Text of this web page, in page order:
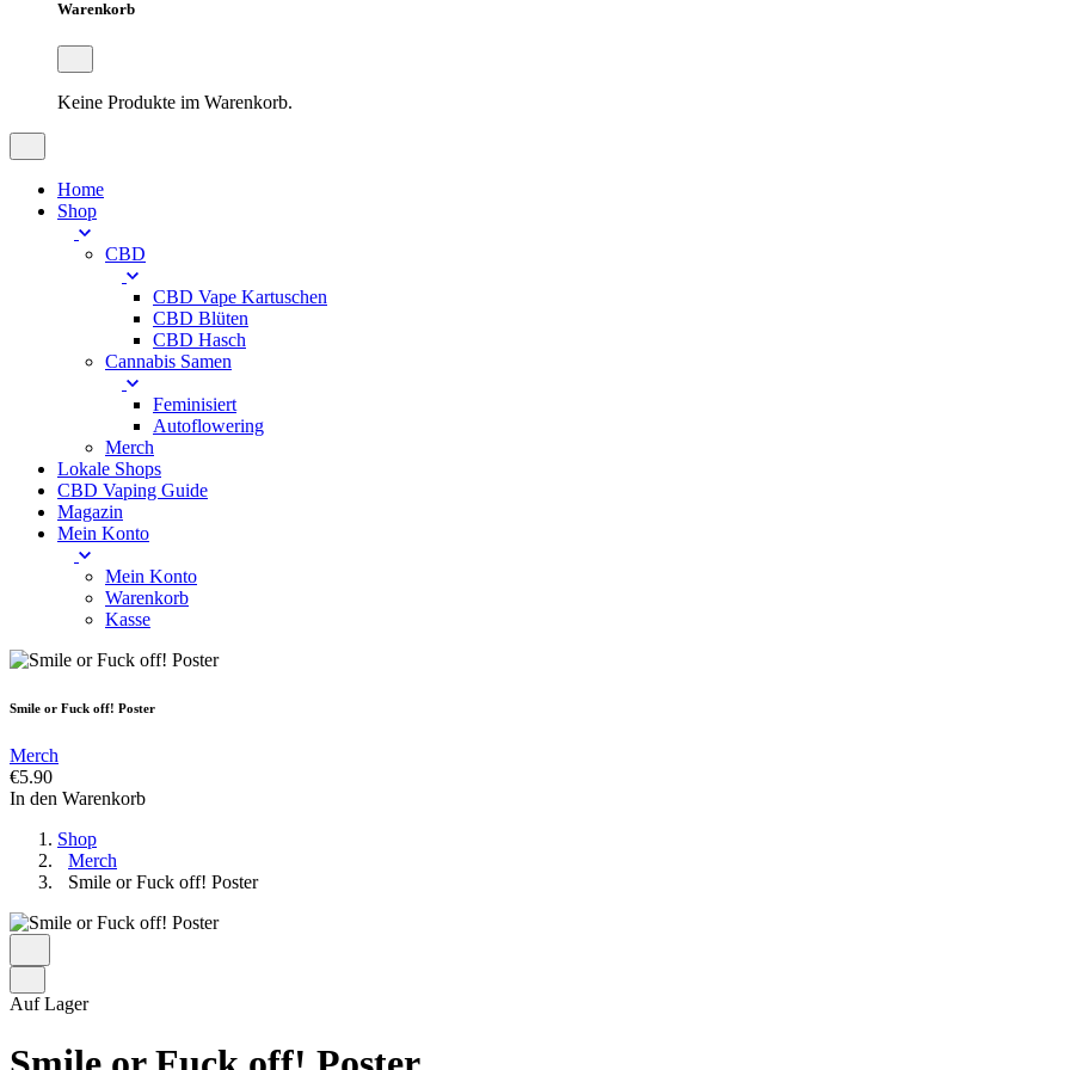
Warenkorb
Keine Produkte im Warenkorb.
Home
Shop
CBD
CBD Vape Kartuschen
CBD Blüten
CBD Hasch
Cannabis Samen
Feminisiert
Autoflowering
Merch
Lokale Shops
CBD Vaping Guide
Magazin
Mein Konto
Mein Konto
Warenkorb
Kasse
Smile or Fuck off! Poster
Merch
€5.90
In den Warenkorb
Shop
Merch
Smile or Fuck off! Poster
Auf Lager